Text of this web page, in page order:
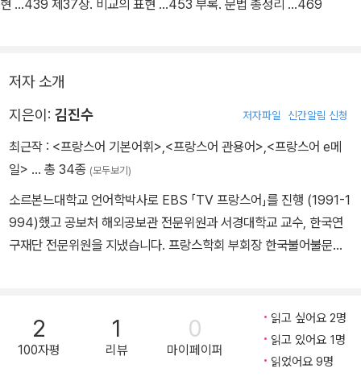
현 ...439 제37장. 비교의 표현 ...453 부록. 문법 총정리 ...469
저자 소개
지은이: 김진수 저자파일 신간알림 신청
최근작 : <프랑스어 기본어휘>,<프랑스어 관용어>,<프랑스어 e메
일> … 총 34종 (모두보기)
소르본느대학교 언어학박사로 EBS 「TV 프랑스어」를 진행 (1991-1
994)했고 공보처 해외공보관 전문위원과 서경대학교 교수, 한국연
구재단 전문위원을 지냈습니다. 프랑스학회 부회장 한국불어불문학
구』, 『DELF 프랑스어 어휘연구』, 『프랑스어 문법』, 『커뮤니케이션
프랑스어』,『프랑스어 어휘연구』,『프랑스어 작문연구』, 『프랑스어 강
의 1․2․3 권』, 『프랑스어 필수어휘사전』,『프랑스어 숙어연구』, 『초급
2
100자평
1
리뷰
0
마이페이퍼
읽고 싶어요 2명
읽고 있어요 1명
읽었어요 9명